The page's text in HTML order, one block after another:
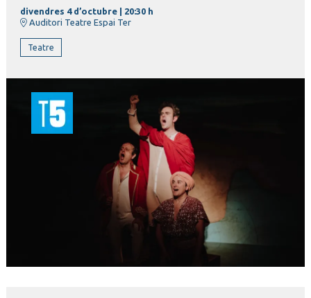
divendres 4 d’octubre
20:30 h
Auditori Teatre Espai Ter
Teatre